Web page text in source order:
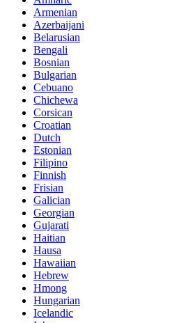
Armenian
Azerbaijani
Belarusian
Bengali
Bosnian
Bulgarian
Cebuano
Chichewa
Corsican
Croatian
Dutch
Estonian
Filipino
Finnish
Frisian
Galician
Georgian
Gujarati
Haitian
Hausa
Hawaiian
Hebrew
Hmong
Hungarian
Icelandic